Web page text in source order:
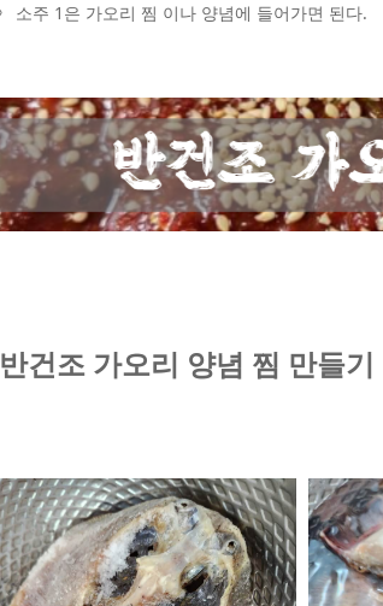
소주 1은 가오리 찜 이나 양념에 들어가면 된다.
반건조 가오리 양념 찜 만들기